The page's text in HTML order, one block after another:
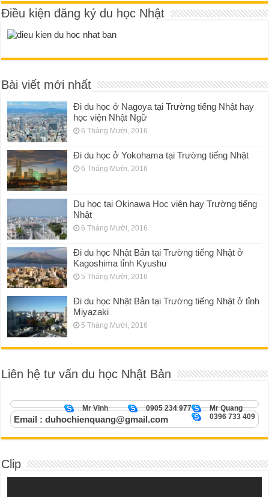
Điều kiện đăng ký du học Nhật
Bài viết mới nhất
Đi du học ở Nagoya tại Trường tiếng Nhật hay
học viện Nhật Ngữ
6 Tháng Mười, 2016
Đi du học ở Yokohama tại Trường tiếng Nhật
6 Tháng Mười, 2016
Du học tại Okinawa Học viện hay Trường tiếng
Nhật
6 Tháng Mười, 2016
Đi du học Nhật Bản tại Trường tiếng Nhật ở
Kagoshima tỉnh Kyushu
5 Tháng Mười, 2016
Đi du học Nhật Bản tại Trường tiếng Nhật ở tỉnh
Miyazaki
5 Tháng Mười, 2016
Liên hệ tư vấn du học Nhật Bản
Mr Quang
0905 234 977
Mr Vinh
0396 733 409
Email : duhochienquang@gmail.com
Clip